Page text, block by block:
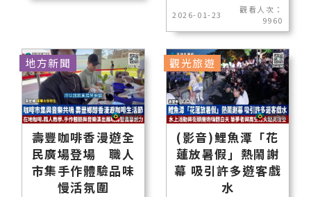
2026-01-23
觀看人次：
9960
壽豐咖啡香漫遊全
民廣場登場 職人
市集手作體驗品味
慢活氛圍
地方新聞
(影音)鯉魚潭「花
蓮放暑假」熱鬧謝
幕 吸引許多遊客戲
水
觀光旅遊